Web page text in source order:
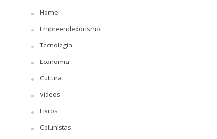
Home
Empreendedorismo
Tecnologia
Economia
Cultura
Vídeos
Livros
Colunistas